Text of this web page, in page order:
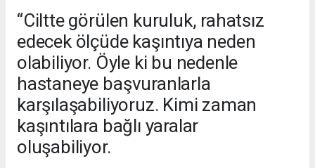
“Ciltte görülen kuruluk, rahatsız
edecek ölçüde kaşıntıya neden
olabiliyor. Öyle ki bu nedenle
hastaneye başvuranlarla
karşılaşabiliyoruz. Kimi zaman
kaşıntılara bağlı yaralar
oluşabiliyor.